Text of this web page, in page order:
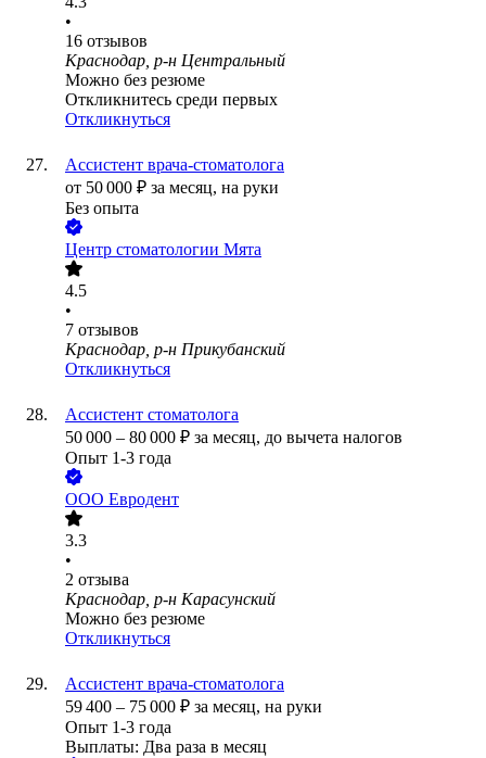
•
16 отзывов
Краснодар, р-н Центральный
Можно без резюме
Откликнитесь среди первых
Откликнуться
Ассистент врача-стоматолога
от 50 000 ₽ за месяц, на руки
Без опыта
Центр стоматологии Мята
4.5
•
7 отзывов
Краснодар, р-н Прикубанский
Откликнуться
Ассистент стоматолога
50 000 – 80 000 ₽ за месяц, до вычета налогов
Опыт 1-3 года
ООО Евродент
3.3
•
2 отзыва
Краснодар, р-н Карасунский
Можно без резюме
Откликнуться
Ассистент врача-стоматолога
59 400 – 75 000 ₽ за месяц, на руки
Опыт 1-3 года
Выплаты: Два раза в месяц